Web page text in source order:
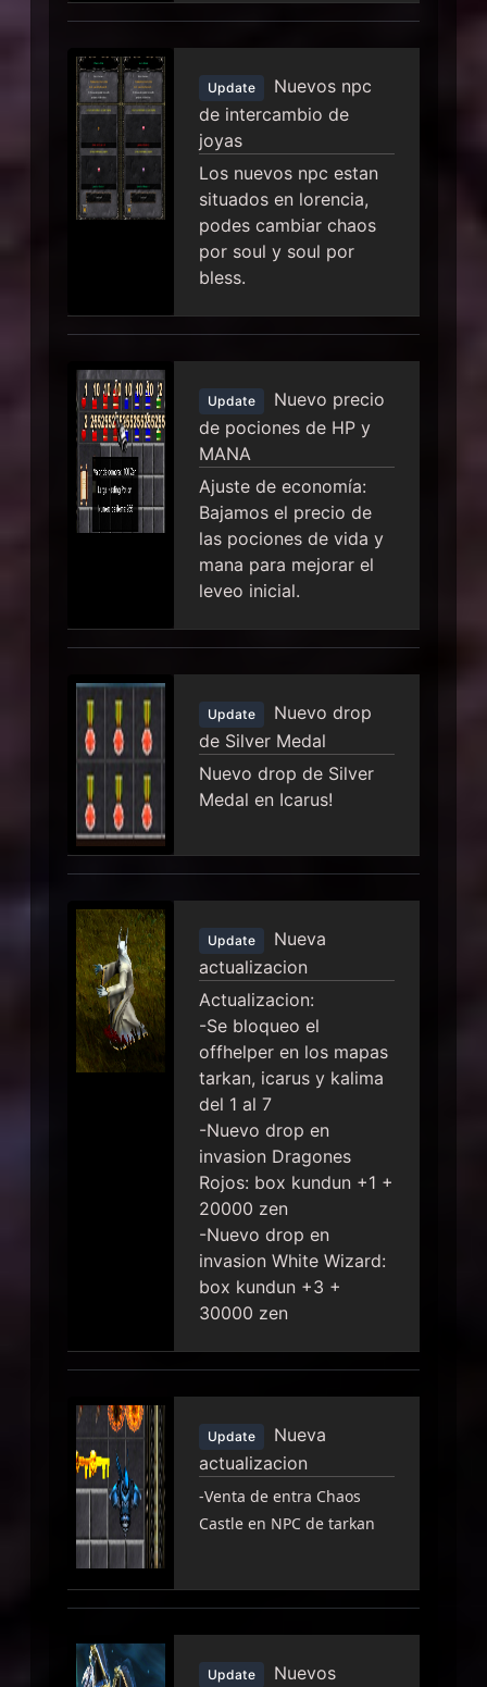
Update
Nuevos npc
de intercambio de
joyas
Los nuevos npc estan
situados en lorencia,
podes cambiar chaos
por soul y soul por
bless.
Update
Nuevo precio
de pociones de HP y
MANA
Ajuste de economía:
Bajamos el precio de
las pociones de vida y
mana para mejorar el
leveo inicial.
Update
Nuevo drop
de Silver Medal
Nuevo drop de Silver
Medal en Icarus!
Update
Nueva
actualizacion
Actualizacion:
-Se bloqueo el
offhelper en los mapas
tarkan, icarus y kalima
del 1 al 7
-Nuevo drop en
invasion Dragones
Rojos: box kundun +1 +
20000 zen
-Nuevo drop en
invasion White Wizard:
box kundun +3 +
30000 zen
Update
Nueva
actualizacion
-Venta de entra Chaos
Castle en NPC de tarkan
Update
Nuevos